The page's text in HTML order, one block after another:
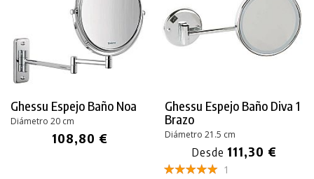
Ghessu Espejo Baño Noa
Diámetro 20 cm
108,80 €
Ghessu Espejo Baño Diva 1
Brazo
Diámetro 21.5 cm
Desde 111,30 €
1